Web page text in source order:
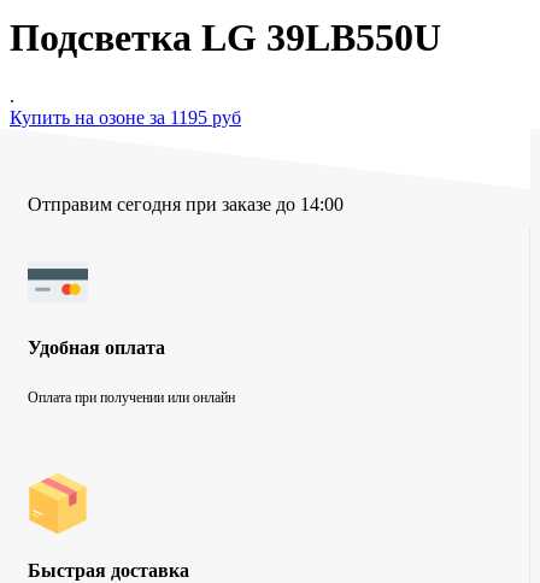
Подсветка LG 39LB550U
.
Купить на озоне за 1195 руб
Отправим сегодня при заказе до 14:00
Удобная оплата
Оплата при получении или онлайн
Быстрая доставка